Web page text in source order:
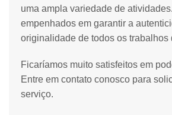
uma ampla variedade de
empenhados em garantir a
originalidade de todos os trabalhos
Ficaríamos muito satisfeitos em
Entre em contato conosco para
serviço.